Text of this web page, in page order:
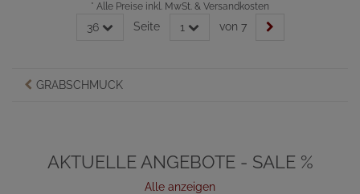
* Alle Preise inkl. MwSt. & Versandkosten
36 Seite 1 von 7
GRABSCHMUCK
AKTUELLE ANGEBOTE - SALE %
Alle anzeigen